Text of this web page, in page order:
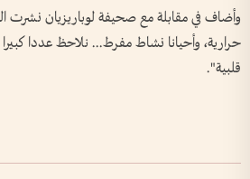
وأضاف في مقابلة مع صحيفة لوباريزيان
حرارية، وأحيانا نشاط مفرط... نلاحظ عددا
قلبية".